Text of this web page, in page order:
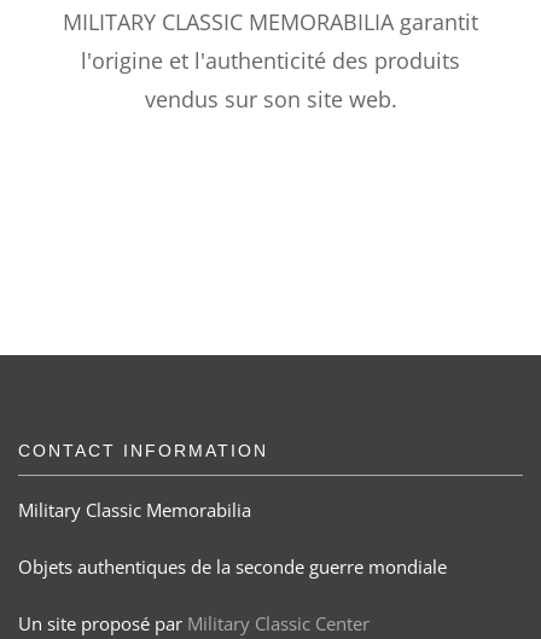
MILITARY CLASSIC MEMORABILIA garantit
l'origine et l'authenticité des produits
vendus sur son site web.
CONTACT INFORMATION
Military Classic Memorabilia
Objets authentiques de la seconde guerre mondiale
Un site proposé par Military Classic Center